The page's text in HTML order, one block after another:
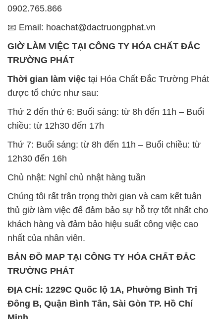
0902.765.866
📧 Email: hoachat@dactruongphat.vn
GIỜ LÀM VIỆC TẠI CÔNG TY HÓA CHẤT ĐẮC
TRƯỜNG PHÁT
Thời gian làm việc tại Hóa Chất Đắc Trường Phát
được tổ chức như sau:
Thứ 2 đến thứ 6: Buổi sáng: từ 8h đến 11h – Buổi
chiều: từ 12h30 đến 17h
Thứ 7: Buổi sáng: từ 8h đến 11h – Buổi chiều: từ
12h30 đến 16h
Chủ nhật: Nghỉ chủ nhật hàng tuần
Chúng tôi rất trân trọng thời gian và cam kết tuân
thủ giờ làm việc để đảm bảo sự hỗ trợ tốt nhất cho
khách hàng và đảm bảo hiệu suất công việc cao
nhất của nhân viên.
BẢN ĐỒ MAP TẠI CÔNG TY HÓA CHẤT ĐẮC
TRƯỜNG PHÁT
ĐỊA CHỈ: 1229C Quốc lộ 1A, Phường Bình Trị
Đông B, Quận Bình Tân, Sài Gòn TP. Hồ Chí